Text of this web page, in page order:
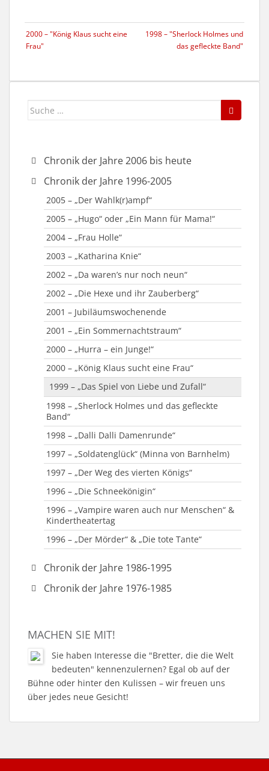
2000 – "König Klaus sucht eine
Frau"
1998 – "Sherlock Holmes und
das gefleckte Band"
Suche
Chronik der Jahre 2006 bis heute
2019 – „Plötzlich und unerwartet“
2018 – “Taxi Taxi”
2015 – „Reloaded – Die Weihnachtsgeschichte“
2015 – „Vier scharfe Richterinnen“
2014 – „Funny Money“
2013 – „Der Seelenbrecher“
2012 – „Der Hexenschuss“
2011 – „Außer Kontrolle“
2010 – „Das Zauberkissen“
2009 – „Das Wirtshaus im Spessart“
2009 – „Die Weihnachsmann-Falle“
2008 – „Ein Inspektor kommt“
2007 – Passionsspiel
2007 – „Die Perle Anna“
2006 – „Großer Gott, wir loben Dich“
Chronik der Jahre 1996-2005
2005 – „Der Wahlk(r)ampf“
2005 – „Hugo“ oder „Ein Mann für Mama!“
2004 – „Frau Holle“
2003 – „Katharina Knie“
2002 – „Da waren’s nur noch neun“
2002 – „Die Hexe und ihr Zauberberg“
2001 – Jubiläumswochenende
2001 – „Ein Sommernachtstraum“
2000 – „Hurra – ein Junge!“
2000 – „König Klaus sucht eine Frau“
1999 – „Das Spiel von Liebe und Zufall“
1998 – „Sherlock Holmes und das gefleckte
Band“
1998 – „Dalli Dalli Damenrunde“
1997 – „Soldatenglück“ (Minna von Barnhelm)
1997 – „Der Weg des vierten Königs“
1996 – „Die Schneekönigin“
1996 – „Vampire waren auch nur Menschen“ &
Kindertheatertag
1996 – „Der Mörder“ & „Die tote Tante“
Chronik der Jahre 1986-1995
1995 – „Der Neurosenkavalier“
1993 – „Schweig, Bub!“
1993 – „Lauf doch nicht immer weg“
1992 – „Der kleine Muck“
Chronik der Jahre 1976-1985
1980 – „Boeing-Boeing“
1979 – „Sturm über dem Gipfel“ & „Schule
gestern – Schule morgen“
1978-2000 – Intensive Nachwuchsarbeit
MACHEN SIE MIT!
Sie haben Interesse die "Bretter, die die Welt
bedeuten" kennenzulernen? Egal ob auf der
Bühne oder hinter den Kulissen – wir freuen uns
über jedes neue Gesicht!